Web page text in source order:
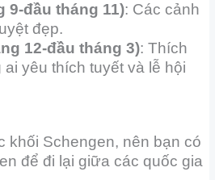
9-đầu tháng 11): Các cảnh
đẹp.
12-đầu tháng 3): Thích
yêu thích tuyết và lễ hội
khối Schengen, nên bạn có
để đi lại giữa các quốc gia